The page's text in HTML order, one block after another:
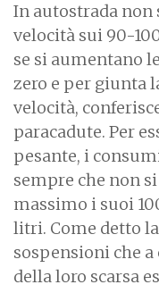
In autostrada non
velocità sui 90-
se si aumentano
zero e per giunta
velocità,
paracadute. Per
pesante, i
sempre che non
massimo i suoi
litri. Come detto
sospensioni che
della loro scarsa